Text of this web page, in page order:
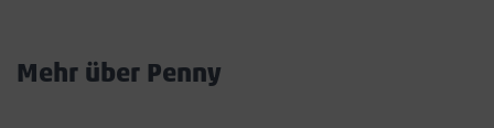
Mehr über Penny